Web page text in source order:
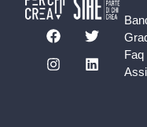
Faq